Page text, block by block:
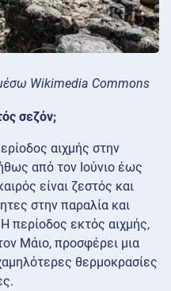
Wikimedia Commons
σεζόν;
αιχμής στην
από τον Ιούνιο έως
είναι ζεστός και
στην παραλία και
περίοδος εκτός αιχμής,
Μάιο, προσφέρει μια
θερμοκρασίες